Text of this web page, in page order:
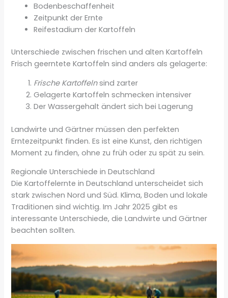
Bodenbeschaffenheit
Zeitpunkt der Ernte
Reifestadium der Kartoffeln
Unterschiede zwischen frischen und alten Kartoffeln
Frisch geerntete Kartoffeln sind anders als gelagerte:
Frische Kartoffelnsind zarter
Gelagerte Kartoffeln schmecken intensiver
Der Wassergehalt ändert sich bei Lagerung
Landwirte und Gärtner müssen den perfekten
Erntezeitpunkt finden. Es ist eine Kunst, den richtigen
Moment zu finden, ohne zu früh oder zu spät zu sein.
Regionale Unterschiede in Deutschland
Die Kartoffelernte in Deutschland unterscheidet sich
stark zwischen Nord und Süd. Klima, Boden und lokale
Traditionen sind wichtig. Im Jahr 2025 gibt es
interessante Unterschiede, die Landwirte und Gärtner
beachten sollten.